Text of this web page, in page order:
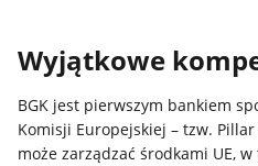
Wyjątkowe
BGK jest pierwszym bankiem
Komisji Europejskiej – tzw.
może zarządzać środkami UE,